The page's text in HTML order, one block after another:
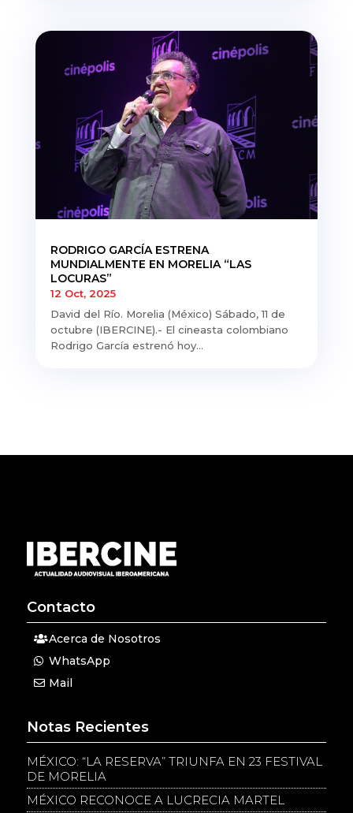
RODRIGO GARCÍA ESTRENA
MUNDIALMENTE EN MORELIA “LAS
LOCURAS”
12 Oct, 2025
David del Río. Morelia (México) Sábado, 11 de
octubre (IBERCINE).- El cineasta colombiano
Rodrigo García estrenó hoy...
Contacto
Acerca de Nosotros
WhatsApp
Mail
Notas Recientes
MÉXICO: “LA RESERVA” TRIUNFA EN 23 FESTIVAL
DE MORELIA
MÉXICO RECONOCE A LUCRECIA MARTEL